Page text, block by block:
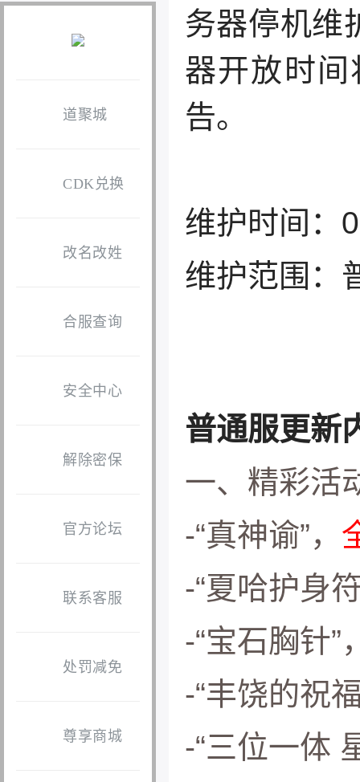
道聚城
CDK兑换
改名改姓
合服查询
安全中心
解除密保
官方论坛
联系客服
处罚减免
尊享商城
务器停机维
器开放时
告。
维护时间：
维护范围：
普通服更新
一、精彩活
-“真神谕”，
-“夏哈护身
-“宝石胸针”
-“丰饶的祝
-“三位一体